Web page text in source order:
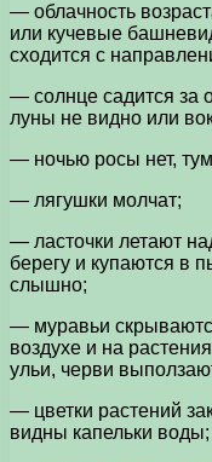
— облачность
или кучевые
сходится с
— солнце садится за
луны не видно или
— ночью росы нет,
— лягушки молчат;
— ласточки летают
берегу и купаются в
слышно;
— муравьи
воздухе и на
ульи, черви
— цветки растений
видны капельки